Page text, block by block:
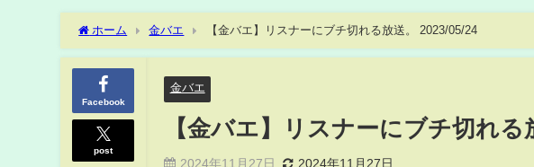
ホーム 金バエ 【金バエ】リスナーにブチ切れる放送。 2023/05/24
Facebook
post
金バエ
【金バエ】リスナーにブチ切れる
2024年11月27日 2024年11月27日